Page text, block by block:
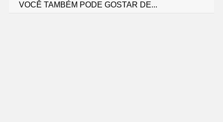
VOCÊ TAMBÉM PODE GOSTAR DE...